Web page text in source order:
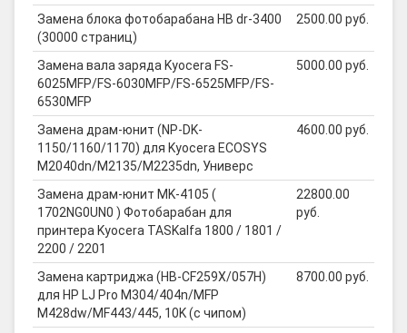
Замена блока фотобарабана HB dr-3400
(30000 страниц)
2500.00 руб.
Замена вала заряда Kyocera FS-
6025MFP/FS-6030MFP/FS-6525MFP/FS-
6530MFP
5000.00 руб.
Замена драм-юнит (NP-DK-
1150/1160/1170) для Kyocera ECOSYS
M2040dn/M2135/M2235dn, Универс
4600.00 руб.
Замена драм-юнит MK-4105 (
1702NG0UN0 ) Фотобарабан для
принтера Kyocera TASKalfa 1800 / 1801 /
2200 / 2201
22800.00
руб.
Замена картриджа (HB-CF259X/057H)
для HP LJ Pro M304/404n/MFP
M428dw/MF443/445, 10K (с чипом)
8700.00 руб.